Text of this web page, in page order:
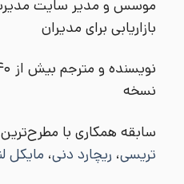
موسس و مدیر سایت
بازاریابی برای مدیران
نسخه
سابقه همکاری با
تریسی، ریچارد دنی، مایکل